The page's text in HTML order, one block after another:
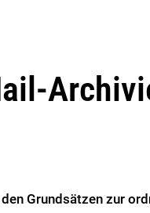
Grundsätzen zur